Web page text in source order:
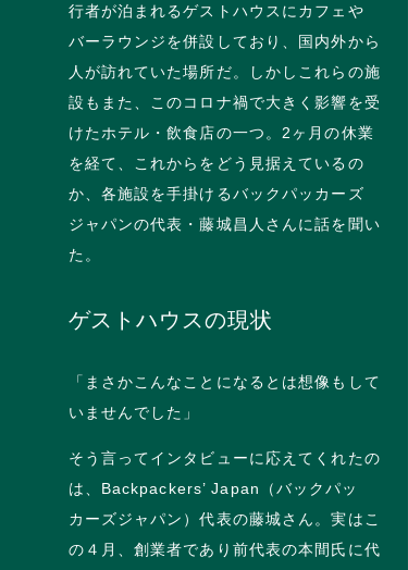
行者が泊まれるゲストハウスにカフェや
バーラウンジを併設しており、国内外から
人が訪れていた場所だ。しかしこれらの施
設もまた、このコロナ禍で大きく影響を受
けたホテル・飲食店の一つ。2ヶ月の休業
を経て、これからをどう見据えているの
か、各施設を手掛けるバックパッカーズ
ジャパンの代表・藤城昌人さんに話を聞い
た。
ゲストハウスの現状
「まさかこんなことになるとは想像もして
いませんでした」
そう言ってインタビューに応えてくれたの
は、Backpackers’ Japan（バックパッ
カーズジャパン）代表の藤城さん。実はこ
の４月、創業者であり前代表の本間氏に代